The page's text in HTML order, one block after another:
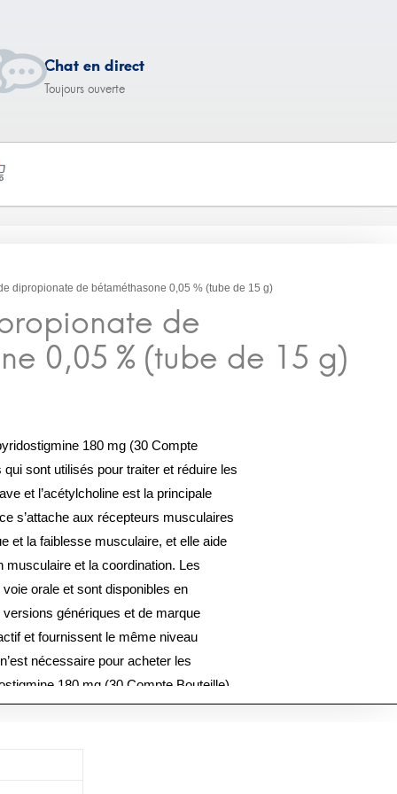
Chat en direct
Toujours ouverte
dipropionate de bétaméthasone 0,05 % (tube de 15 g)
de 15 g)
180 mg (30 Compte
sont utilisés pour traiter et réduire les
et l’acétylcholine est la principale
s’attache aux récepteurs musculaires
et la faiblesse musculaire, et elle aide
musculaire et la coordination. Les
orale et sont disponibles en
génériques et de marque
et fournissent le même niveau
nécessaire pour acheter les
180 mg (30 Compte Bouteille)
livraison prend environ 7 jours en